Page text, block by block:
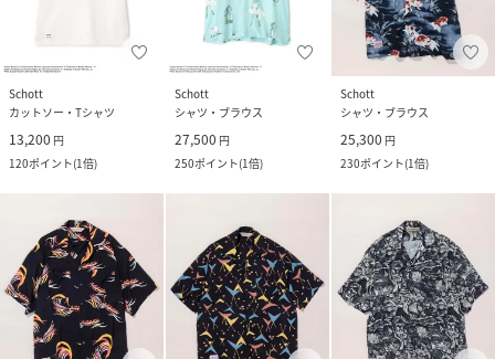
Schott
カットソー・Tシャツ
13,200 円
120ポイント(1倍)
Schott
シャツ・ブラウス
27,500 円
250ポイント(1倍)
Schott
シャツ・ブラウス
25,300 円
230ポイント(1倍)